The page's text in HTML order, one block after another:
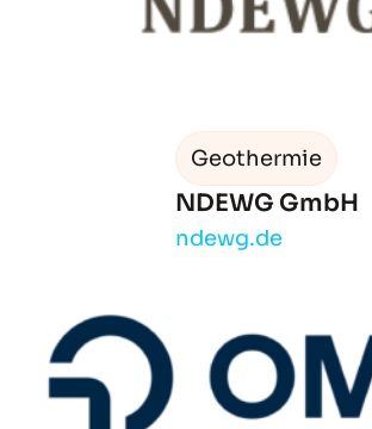
Geothermie
NDEWG GmbH
ndewg.de